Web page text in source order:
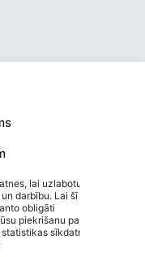
lai uzlabotu
darbību. Lai šī
obligāti
piekrišanu papildus
sīkdatnes.